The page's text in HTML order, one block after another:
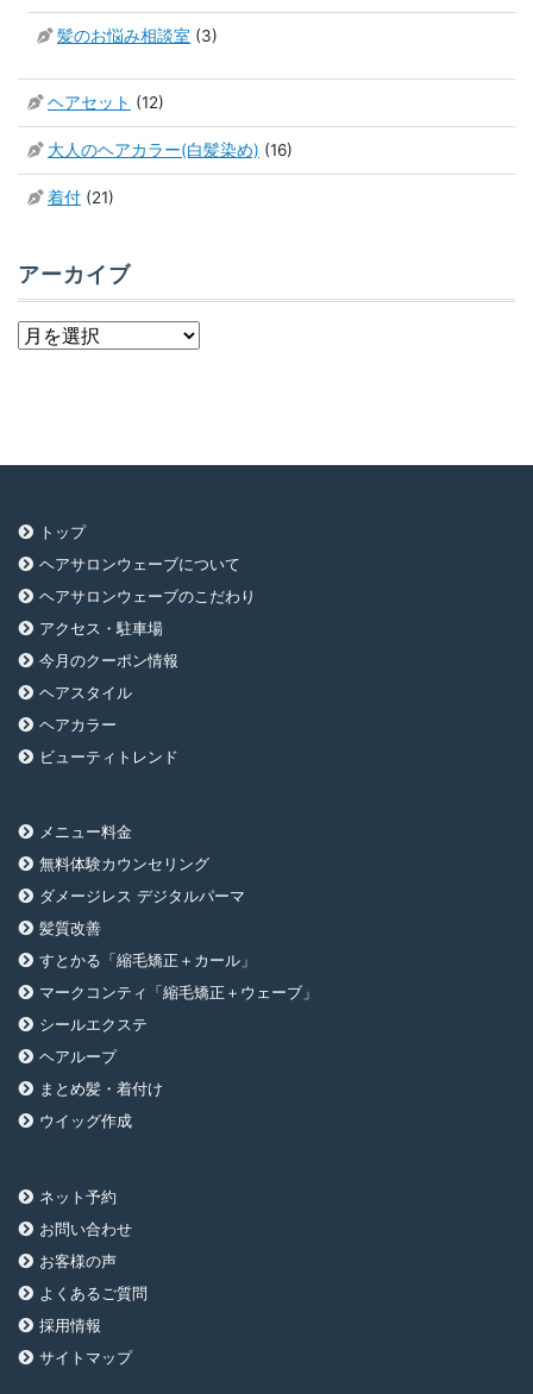
髪のお悩み相談室 (3)
ヘアセット (12)
大人のヘアカラー(白髪染め) (16)
着付 (21)
アーカイブ
ア
トップ
ヘアサロンウェーブについて
ヘアサロンウェーブのこだわり
アクセス・駐車場
今月のクーポン情報
ヘアスタイル
ヘアカラー
ビューティトレンド
メニュー料金
無料体験カウンセリング
ダメージレス デジタルパーマ
髪質改善
すとかる「縮毛矯正＋カール」
マークコンティ「縮毛矯正＋ウェーブ」
シールエクステ
ヘアループ
まとめ髪・着付け
ウイッグ作成
ネット予約
お問い合わせ
お客様の声
よくあるご質問
採用情報
サイトマップ